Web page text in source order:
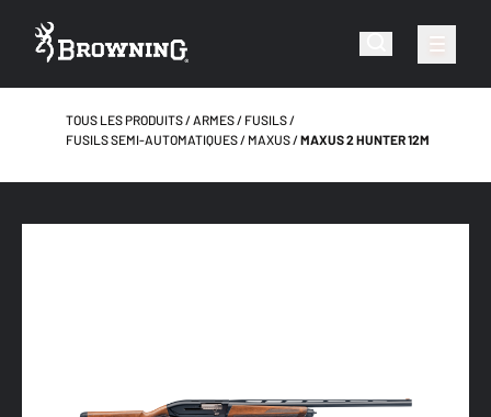
TOUS LES PRODUITS ARMES
FUSILS
FUSILS SEMI-AUTOMATIQUES
MAXUS MAXUS 2 HUNTER 12M